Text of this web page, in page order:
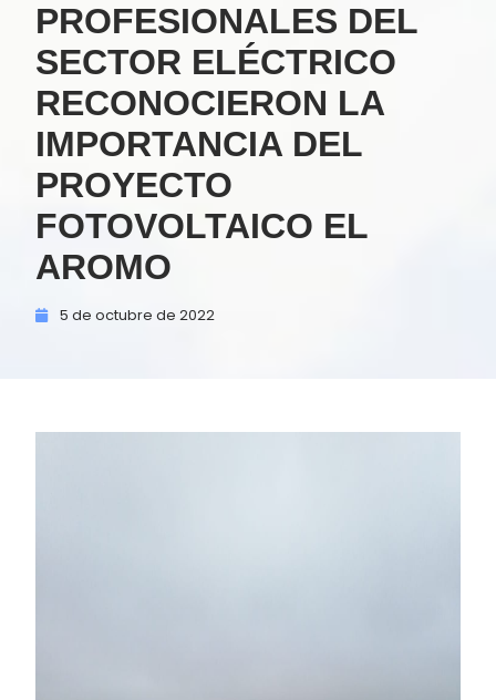
PROFESIONALES DEL
SECTOR ELÉCTRICO
RECONOCIERON LA
IMPORTANCIA DEL
PROYECTO
FOTOVOLTAICO EL
AROMO
5 de octubre de 2022